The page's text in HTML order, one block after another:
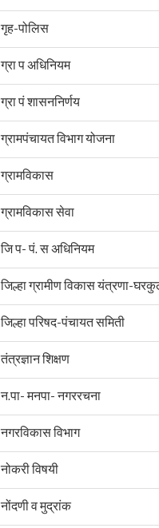
गृह-पोलिस
ग्रा प अधिनियम
ग्रा पं शासननिर्णय
ग्रामपंचायत विभाग योजना
ग्रामविकास
ग्रामविकास सेवा
जि प- पं. स अधिनियम
जिल्हा ग्रामीण विकास यंत्रणा-
जिल्हा परिषद-पंचायत समिती
तंत्रज्ञान शिक्षण
न.पा- मनपा- नगररचना
नगरविकास विभाग
नोकरी विषयी
नोंदणी व मुद्रांक